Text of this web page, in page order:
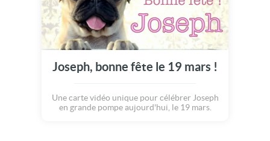
Joseph, bonne fête le 19 mars !
Une carte vidéo unique pour célébrer Joseph
en grande pompe aujourd'hui, le 19 mars.